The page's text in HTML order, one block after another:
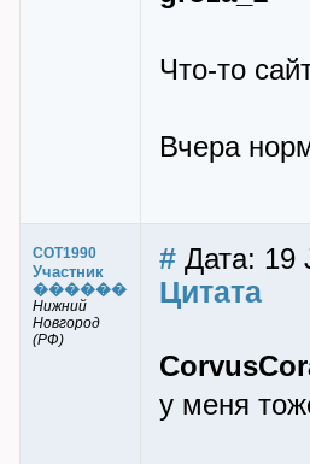
Что-то
Вчера
COT1990
Участник
������
Нижний
Новгород
(РФ)
# Дата: 19
Цитата
у меня